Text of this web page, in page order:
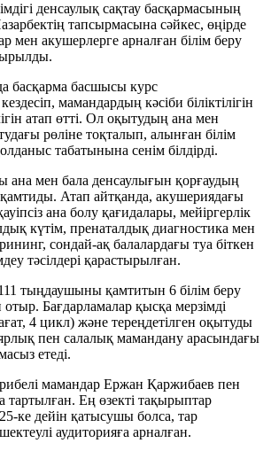
денсаулық сақтау басқармасының
тапсырмасына сәйкес, өңірде
мен акушерлерге арналған білім беру
басқарма басшысы курс
мамандардың кәсіби біліктілігін
атап өтті. Ол оқытудың ана мен
рөліне тоқталып, алынған білім
табатынына сенім білдірді.
ана мен бала денсаулығын қорғаудың
қамтиды. Атап айтқанда, акушериядағы
ана болу қағидалары, мейіргерлік
күтім, пренаталдық диагностика мен
сондай-ақ балалардағы туа біткен
тәсілдері қарастырылған.
тыңдаушыны қамтитын 6 білім беру
Бағдарламалар қысқа мерзімді
4 цикл) және тереңдетілген оқытуды
пен салалық мамандану арасындағы
етеді.
мамандар Ержан Қаржибаев пен
тартылған. Ең өзекті тақырыптар
ке дейін қатысушы болса, тар
аудиторияға арналған.